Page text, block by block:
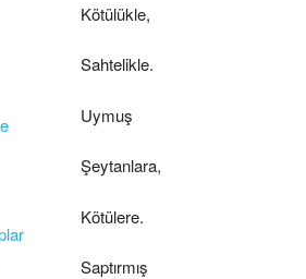
Kötülükle,
Sahtelikle.
Uymuş
Şeytanlara,
Kötülere.
Saptırmış